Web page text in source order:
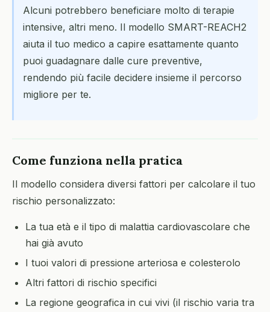
Alcuni potrebbero beneficiare molto di terapie
intensive, altri meno. Il modello SMART-REACH2
aiuta il tuo medico a capire esattamente quanto
puoi guadagnare dalle cure preventive,
rendendo più facile decidere insieme il percorso
migliore per te.
Come funziona nella pratica
Il modello considera diversi fattori per calcolare il tuo
rischio personalizzato:
La tua età e il tipo di malattia cardiovascolare che
hai già avuto
I tuoi valori di pressione arteriosa e colesterolo
Altri fattori di rischio specifici
La regione geografica in cui vivi (il rischio varia tra